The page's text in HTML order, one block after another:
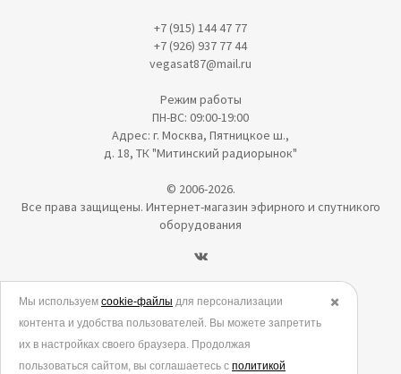
+7 (915) 144 47 77
+7 (926) 937 77 44
vegasat87@mail.ru
Режим работы
ПН-ВС: 09:00-19:00
Адрес: г. Москва, Пятницкое ш.,
д. 18, ТК "Митинский радиорынок"
© 2006-2026.
Все права защищены. Интернет-магазин эфирного и спутникого
оборудования
Политика в отношении обработки персональных данных
Согласие на обработку персональных данных
Согласие на обработку данных метрическими программами
✖️
Мы используем cookie-файлы для персонализации
контента и удобства пользователей. Вы можете запретить
их в настройках своего браузера. Продолжая
пользоваться сайтом, вы соглашаетесь с политикой